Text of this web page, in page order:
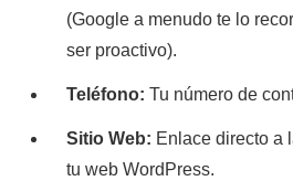
(Google a menudo te lo
ser proactivo).
Teléfono: Tu número de
Sitio Web: Enlace directo a
tu web WordPress.